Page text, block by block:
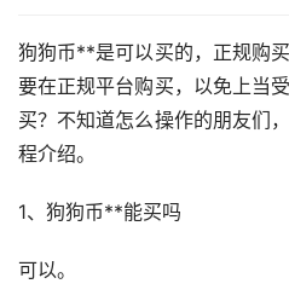
狗狗币**是可以买的，正规购
要在正规平台购买，以免上当
买？不知道怎么操作的朋友们
程介绍。
1、狗狗币**能买吗
可以。